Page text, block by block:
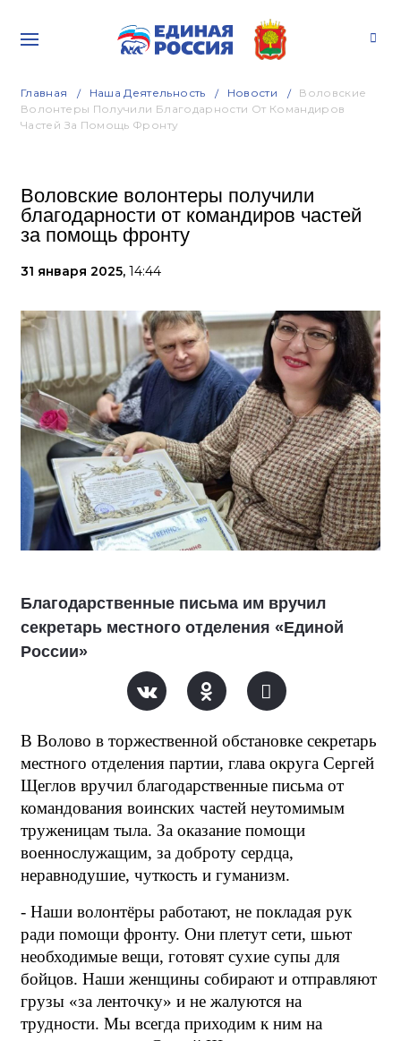
Главная Наша Деятельность Новости
Воловские
Волонтеры Получили Благодарности От Командиров
Частей За Помощь Фронту
Воловские волонтеры получили
благодарности от командиров частей
за помощь фронту
31 января 2025, 14:44
Благодарственные письма им вручил
секретарь местного отделения «Единой
России»
В Волово в торжественной обстановке секретарь
местного отделения партии, глава округа Сергей
Щеглов вручил благодарственные письма от
командования воинских частей неутомимым
труженицам тыла. За оказание помощи
военнослужащим, за доброту сердца,
неравнодушие, чуткость и гуманизм.
- Наши волонтёры работают, не покладая рук
ради помощи фронту. Они плетут сети, шьют
необходимые вещи, готовят сухие супы для
бойцов. Наши женщины собирают и отправляют
грузы «за ленточку» и не жалуются на
трудности. Мы всегда приходим к ним на